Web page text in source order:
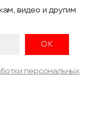
видео и другим
персональных